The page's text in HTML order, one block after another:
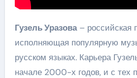
Гузель Уразова– российская
исполняющая популярную
русском языках. Карьера
начале 2000-х годов, и с тех